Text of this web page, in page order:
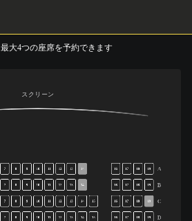
最大4つの座席を予約できます
スクリーン
A
B
C
D
7 8 9 10 11 12 13 14 16 17 18 19
7 8 9 10 11 12 13 14 16 17 18 19
7 8 9 10 11 12 13 14 15 16 17 18 19
7 8 9 10 11 12 13 14 15 16 17 18 19